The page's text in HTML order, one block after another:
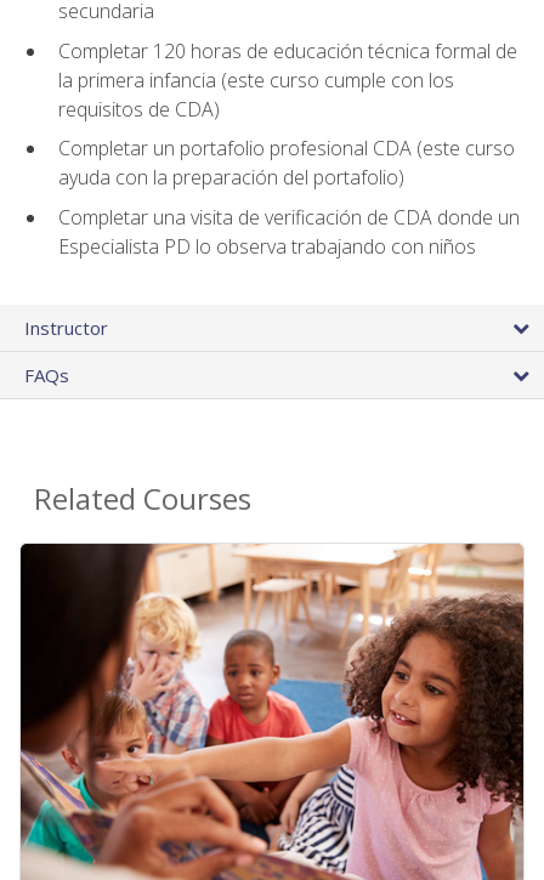
secundaria
Completar 120 horas de educación técnica formal de
la primera infancia (este curso cumple con los
requisitos de CDA)
Completar un portafolio profesional CDA (este curso
ayuda con la preparación del portafolio)
Completar una visita de verificación de CDA donde un
Especialista PD lo observa trabajando con niños
Instructor
FAQs
Related Courses